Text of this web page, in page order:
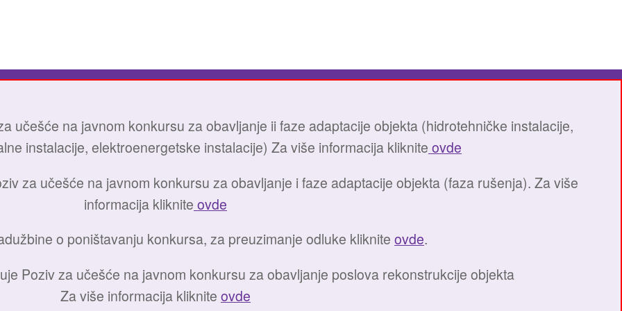
učešće na javnom konkursu za obavljanje ii faze adaptacije objekta (hidrotehničke instalacije,
instalacije, elektroenergetske instalacije) Za više informacija kliknite ovde
za učešće na javnom konkursu za obavljanje i faze adaptacije objekta (faza rušenja). Za više
informacija kliknite ovde
o poništavanju konkursa, za preuzimanje odluke kliknite ovde.
Poziv za učešće na javnom konkursu za obavljanje poslova rekonstrukcije objekta
Za više informacija kliknite ovde